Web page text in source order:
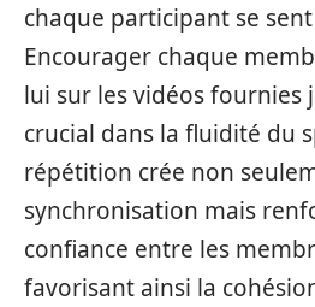
chaque participant se
Encourager chaque
lui sur les vidéos fournies
crucial dans la fluidité du
répétition crée non
synchronisation mais
confiance entre les
favorisant ainsi la